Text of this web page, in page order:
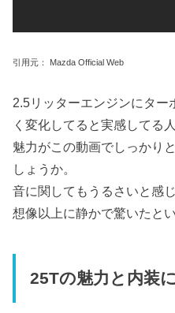
引用元： Mazda Official Web
2.5リッターエンジンにター
く変化してると実感してる
魅力がこの動画でしっかり
しょうか。
音に関してもうるさいと感
想像以上に静かで驚いたと
25Tの魅力と内装